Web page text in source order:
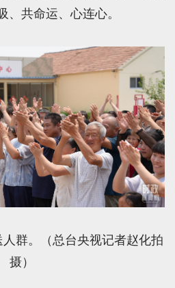
、共命运、心连心。
群。（总台央视记者赵化拍
摄）